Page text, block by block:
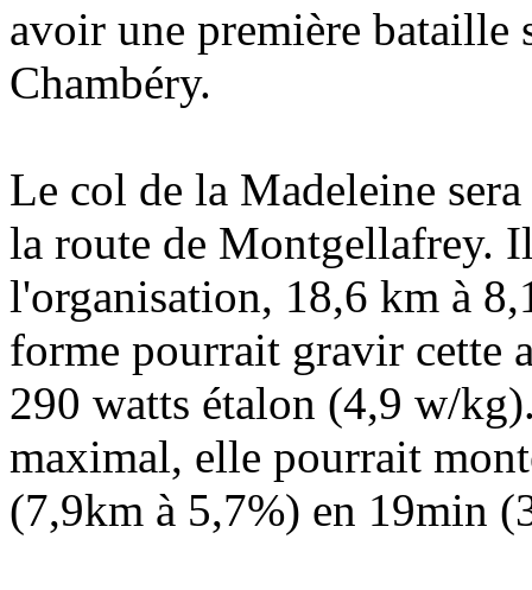
avoir une première bataille
Chambéry.
Le col de la Madeleine
la route de Montgellafrey.
l'organisation, 18,6 km à
forme pourrait gravir cette
290 watts étalon (4,9 w/
maximal, elle pourrait
(7,9km à 5,7%) en 19min